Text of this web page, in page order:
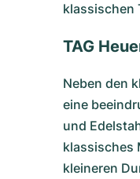
klassischen
TAG
Neben den
eine
und
klassisches
kleineren